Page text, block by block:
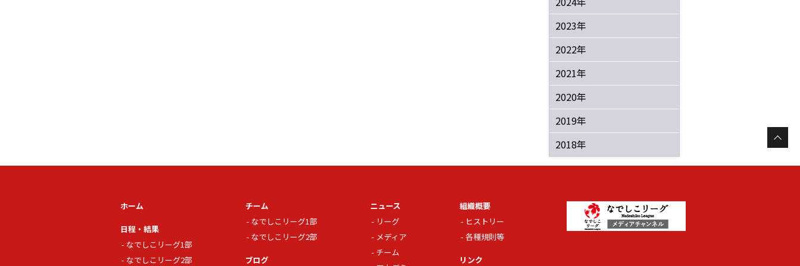
2023年
2022年
2021年
2020年
2019年
2018年
ホーム
日程・結果
なでしこリーグ1部
なでしこリーグ2部
チーム
なでしこリーグ1部
なでしこリーグ2部
ブログ
ニュース
リーグ
メディア
チーム
組織概要
ヒストリー
各種規則等
リンク